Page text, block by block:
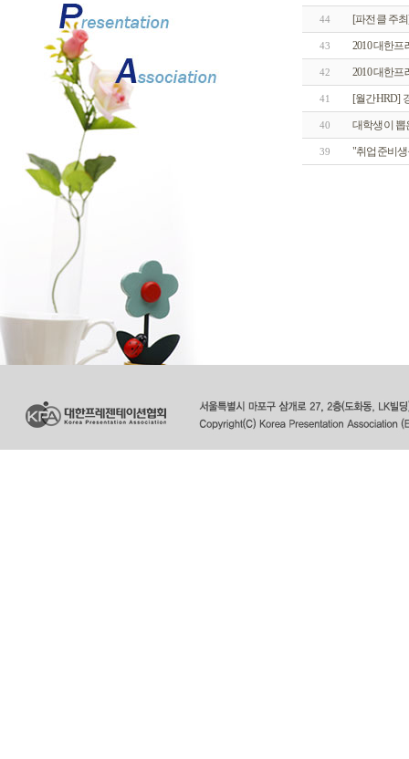
44 [파전클 주
43 2010 대한
42 2010 대한
41 [월간HRD]
40 대학생이 뽑
39 "취업준비